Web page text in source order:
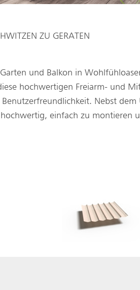
ZU GERATEN
und Balkon in
hochwertigen Freiarm- und
Nebst dem
einfach zu montieren